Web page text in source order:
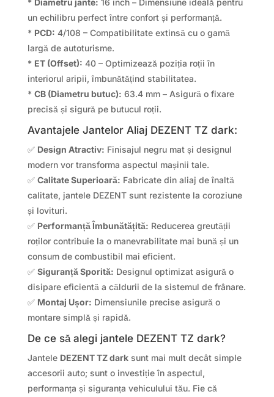
un echilibru perfect între confort și performanță.
* PCD: 4/108 – Compatibilitate extinsă cu o gamă
largă de autoturisme.
* ET (Offset): 40 – Optimizează poziția roții în
interiorul aripii, îmbunătățind stabilitatea.
* CB (Diametru butuc): 63.4 mm – Asigură o fixare
precisă și sigură pe butucul roții.
Avantajele Jantelor Aliaj DEZENT TZ dark:
✅ Design Atractiv: Finisajul negru mat și designul
modern vor transforma aspectul mașinii tale.
✅ Calitate Superioară: Fabricate din aliaj de înaltă
calitate, jantele DEZENT sunt rezistente la coroziune
și lovituri.
✅ Performanță Îmbunătățită: Reducerea greutății
roților contribuie la o manevrabilitate mai bună și un
consum de combustibil mai eficient.
✅ Siguranță Sporită: Designul optimizat asigură o
disipare eficientă a căldurii de la sistemul de frânare.
✅ Montaj Ușor: Dimensiunile precise asigură o
montare simplă și rapidă.
De ce să alegi jantele DEZENT TZ dark?
Jantele DEZENT TZ darksunt mai mult decât simple
accesorii auto; sunt o investiție în aspectul,
performanța și siguranța vehiculului tău. Fie că